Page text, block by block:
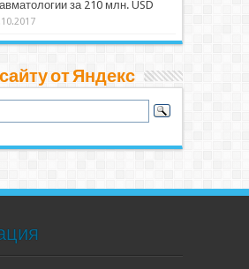
за 210 млн. USD
от Яндекс